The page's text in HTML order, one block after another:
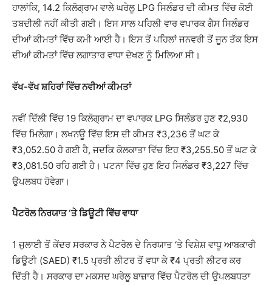
ਹਾਲਾਂਕਿ, 14.2 ਕਿਲੋਗ੍ਰਾਮ ਵਾਲੇ ਘਰੇਲੂ LPG ਸਿਲੰਡਰ ਦੀ ਕੀਮਤ ਵਿੱਚ ਕੋਈ
ਤਬਦੀਲੀ ਨਹੀਂ ਕੀਤੀ ਗਈ। ਇਸ ਸਾਲ ਪਹਿਲੀ ਵਾਰ ਵਪਾਰਕ ਗੈਸ ਸਿਲੰਡਰ
ਦੀਆਂ ਕੀਮਤਾਂ ਵਿੱਚ ਕਮੀ ਆਈ ਹੈ। ਇਸ ਤੋਂ ਪਹਿਲਾਂ ਜਨਵਰੀ ਤੋਂ ਜੂਨ ਤੱਕ ਇਸ
ਦੀਆਂ ਕੀਮਤਾਂ ਵਿੱਚ ਲਗਾਤਾਰ ਵਾਧਾ ਦੇਖਣ ਨੂੰ ਮਿਲਿਆ ਸੀ।
ਵੱਖ-ਵੱਖ ਸ਼ਹਿਰਾਂ ਵਿੱਚ ਨਵੀਆਂ ਕੀਮਤਾਂ
ਨਵੀਂ ਦਿੱਲੀ ਵਿੱਚ 19 ਕਿਲੋਗ੍ਰਾਮ ਦਾ ਵਪਾਰਕ LPG ਸਿਲੰਡਰ ਹੁਣ ₹2,930
ਵਿੱਚ ਮਿਲੇਗਾ। ਲਖਨਊ ਵਿੱਚ ਇਸ ਦੀ ਕੀਮਤ ₹3,236 ਤੋਂ ਘਟ ਕੇ
₹3,052.50 ਹੋ ਗਈ ਹੈ, ਜਦਕਿ ਕੋਲਕਾਤਾ ਵਿੱਚ ਇਹ ₹3,255.50 ਤੋਂ ਘਟ ਕੇ
₹3,081.50 ਰਹਿ ਗਈ ਹੈ। ਪਟਨਾ ਵਿੱਚ ਹੁਣ ਇਹ ਸਿਲੰਡਰ ₹3,227 ਵਿੱਚ
ਉਪਲਬਧ ਹੋਵੇਗਾ।
ਪੈਟਰੋਲ ਨਿਰਯਾਤ ‘ਤੇ ਡਿਊਟੀ ਵਿੱਚ ਵਾਧਾ
1 ਜੁਲਾਈ ਤੋਂ ਕੇਂਦਰ ਸਰਕਾਰ ਨੇ ਪੈਟਰੋਲ ਦੇ ਨਿਰਯਾਤ ‘ਤੇ ਵਿਸ਼ੇਸ਼ ਵਾਧੂ ਆਬਕਾਰੀ
ਡਿਊਟੀ (SAED) ₹1.5 ਪ੍ਰਤੀ ਲੀਟਰ ਤੋਂ ਵਧਾ ਕੇ ₹4 ਪ੍ਰਤੀ ਲੀਟਰ ਕਰ
ਦਿੱਤੀ ਹੈ। ਸਰਕਾਰ ਦਾ ਮਕਸਦ ਘਰੇਲੂ ਬਾਜ਼ਾਰ ਵਿੱਚ ਪੈਟਰੋਲ ਦੀ ਉਪਲਬਧਤਾ